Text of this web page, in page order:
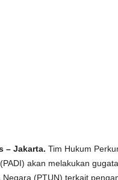
– Jakarta. Tim Hukum
akan melakukan
Negara (PTUN) terkait